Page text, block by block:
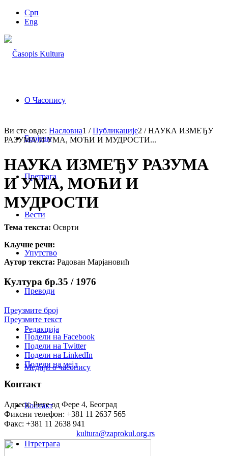
Срп
Eng
О Часопису
Бројеви
Претрага
Вести
Упутство
Преводи
Редакција
Медији о часопису
Контакт
Птретрага
Ви сте овде: Насловна1 / Публикације2 / НАУКА ИЗМЕЂУ
РАЗУМА И УМА, МОЋИ И МУДРОСТИ...
НАУКА ИЗМЕЂУ РАЗУМА
И УМА, МОЋИ И
МУДРОСТИ
Тема текста: Осврти
Кључне речи:
Аутор текста: Радован Марјановић
Култура бр.35 / 1976
Преузмите број
Преузмите текст
Подели на Facebook
Подели на Twitter
Подели на LinkedIn
Подели на мејл
Контакт
Адреса: Риге од Фере 4, Београд
Фиксни телефон: +381 11 2637 565
Факс: +381 11 2638 941
kultura@zaprokul.org.rs